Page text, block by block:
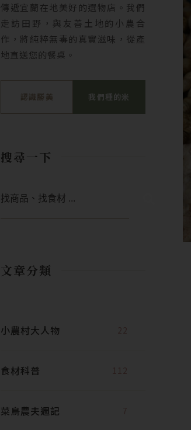
傳遞宜蘭在地美好的選物店。我們
走訪田野，與友善土地的小農合
作，將純粹無毒的真實滋味，從產
地直送您的餐桌。
認識勝美 我們種的米
搜尋一下
文章分類
小農村大人物
食材科普 112
菜鳥農夫週記 7